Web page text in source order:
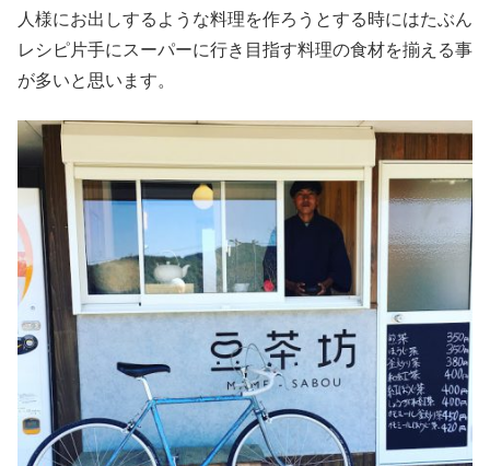
人様にお出しするような料理を作ろうとする時にはたぶん
レシピ片手にスーパーに行き目指す料理の食材を揃える事
が多いと思います。